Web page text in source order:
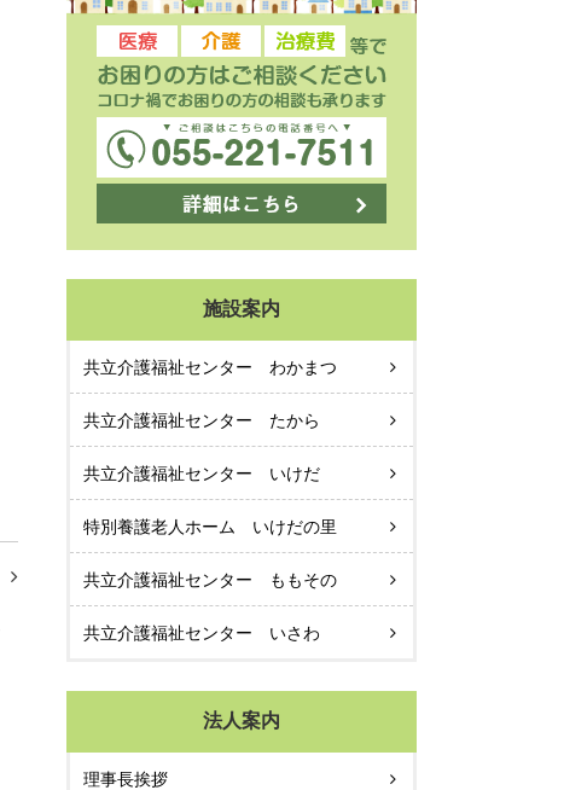
施設案内
共立介護福祉センター わかまつ
共立介護福祉センター たから
共立介護福祉センター いけだ
特別養護老人ホーム いけだの里
共立介護福祉センター ももその
共立介護福祉センター いさわ
法人案内
理事長挨拶